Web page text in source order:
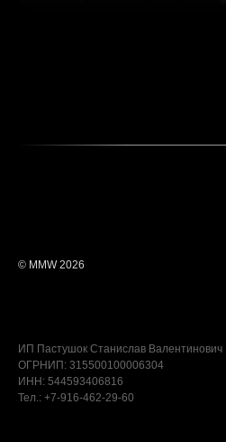
© MMW 2026
ИП Пастушок Станислав Валентинович
ОГРНИП: 315500100006304
ИНН: 544593406816
Тел.: +7-916-462-29-60